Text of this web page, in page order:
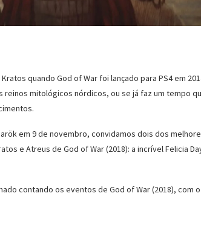
quando God of War foi lançado para PS4 em
mitológicos nórdicos, ou se já faz um tempo
em 9 de novembro, convidamos dois dos
e Atreus de God of War (2018): a incrível Felicia
contando os eventos de God of War (2018), com